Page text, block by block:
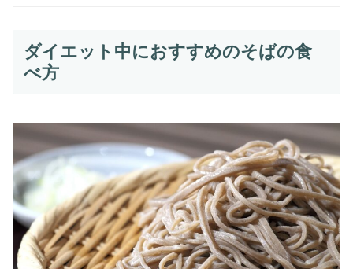
ダイエット中におすすめのそばの食
べ方